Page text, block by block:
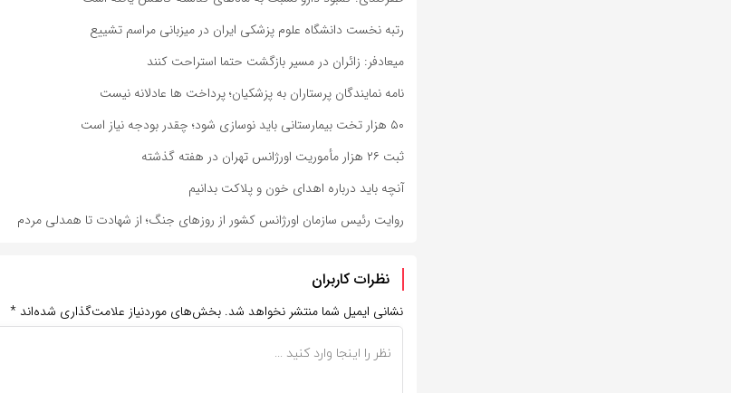
رتبه نخست دانشگاه علوم پزشکی ایران در میزبانی مراسم تشییع
میعادفر: زائران در مسیر بازگشت حتما استراحت کنند
نامه نمایندگان پرستاران به پزشکیان؛ پرداخت ها عادلانه نیست
۵۰ هزار تخت بیمارستانی باید نوسازی شود؛ چقدر بودجه نیاز است
ثبت ۲۶ هزار مأموریت اورژانس تهران در هفته گذشته
آنچه باید درباره اهدای خون و پلاکت بدانیم
روایت رئیس سازمان اورژانس کشور از روزهای جنگ؛ از شهادت تا همدلی مردم
نظرات کاربران
نشانی ایمیل شما منتشر نخواهد شد. بخش‌های موردنیاز علامت‌گذاری شده‌اند *